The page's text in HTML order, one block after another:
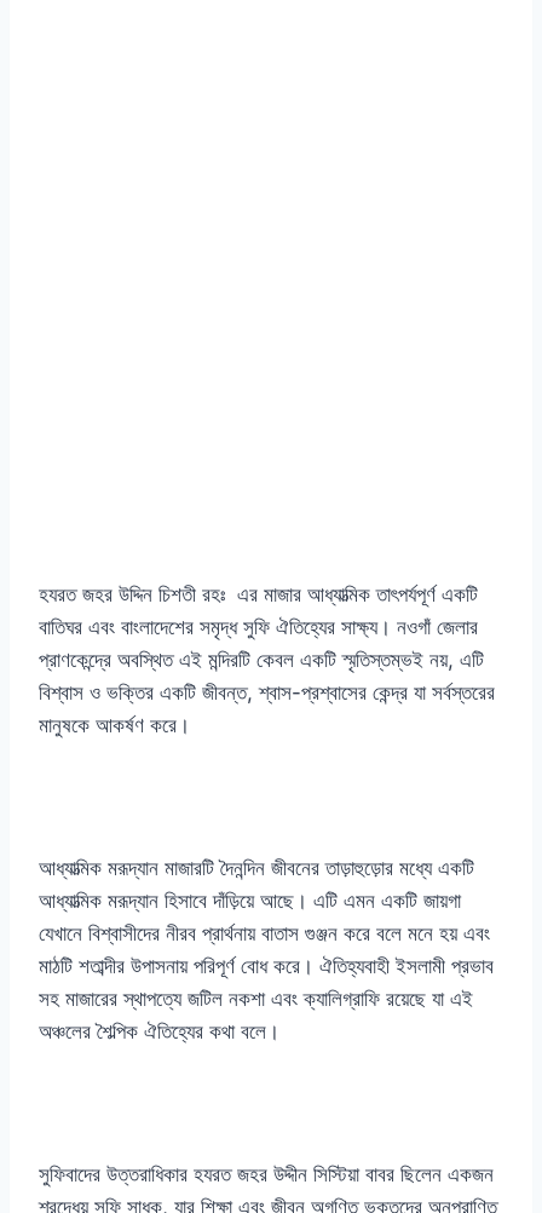
হযরত জহর উদ্দিন চিশতী রহঃ এর মাজার আধ্যাত্মিক তাৎপর্যপূর্ণ একটি
বাতিঘর এবং বাংলাদেশের সমৃদ্ধ সুফি ঐতিহ্যের সাক্ষ্য। নওগাঁ জেলার
প্রাণকেন্দ্রে অবস্থিত এই মন্দিরটি কেবল একটি স্মৃতিস্তম্ভই নয়, এটি
বিশ্বাস ও ভক্তির একটি জীবন্ত, শ্বাস-প্রশ্বাসের কেন্দ্র যা সর্বস্তরের
মানুষকে আকর্ষণ করে।
আধ্যাত্মিক মরূদ্যান মাজারটি দৈনন্দিন জীবনের তাড়াহুড়োর মধ্যে একটি
আধ্যাত্মিক মরূদ্যান হিসাবে দাঁড়িয়ে আছে। এটি এমন একটি জায়গা
যেখানে বিশ্বাসীদের নীরব প্রার্থনায় বাতাস গুঞ্জন করে বলে মনে হয় এবং
মাঠটি শতাব্দীর উপাসনায় পরিপূর্ণ বোধ করে। ঐতিহ্যবাহী ইসলামী প্রভাব
সহ মাজারের স্থাপত্যে জটিল নকশা এবং ক্যালিগ্রাফি রয়েছে যা এই
অঞ্চলের শৈল্পিক ঐতিহ্যের কথা বলে।
সুফিবাদের উত্তরাধিকার হযরত জহর উদ্দীন সিস্টিয়া বাবর ছিলেন একজন
শ্রদ্ধেয় সুফি সাধক, যার শিক্ষা এবং জীবন অগণিত ভক্তদের অনুপ্রাণিত